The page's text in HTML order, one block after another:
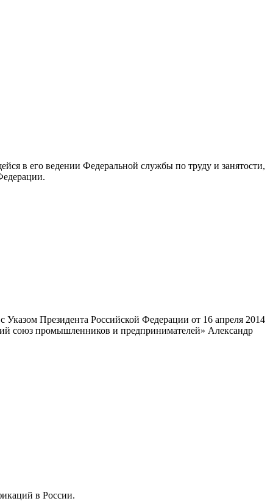
в его ведении Федеральной службы по труду и занятости,
Президента Российской Федерации от 16 апреля 2014
союз промышленников и предпринимателей» Александр
в России.